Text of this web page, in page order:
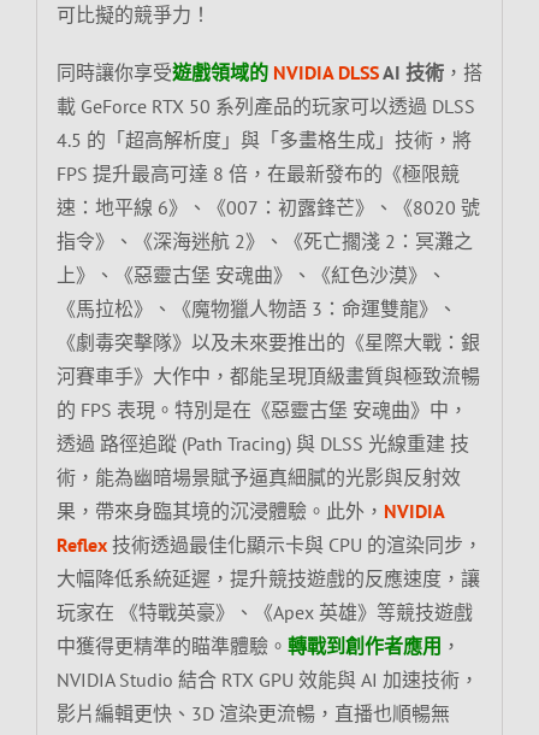
可比擬的競爭力！
同時讓你享受遊戲領域的 NVIDIA DLSSAI 技術，搭
載 GeForce RTX 50 系列產品的玩家可以透過 DLSS
4.5 的「超高解析度」與「多畫格生成」技術，將
FPS 提升最高可達 8 倍，在最新發布的《極限競
速：地平線 6》、《007：初露鋒芒》、《8020 號
指令》、《深海迷航 2》、《死亡擱淺 2：冥灘之
上》、《惡靈古堡 安魂曲》、《紅色沙漠》、
《馬拉松》、《魔物獵人物語 3：命運雙龍》、
《劇毒突擊隊》以及未來要推出的《星際大戰：銀
河賽車手》大作中，都能呈現頂級畫質與極致流暢
的 FPS 表現。特別是在《惡靈古堡 安魂曲》中，
透過 路徑追蹤 (Path Tracing) 與 DLSS 光線重建 技
術，能為幽暗場景賦予逼真細膩的光影與反射效
果，帶來身臨其境的沉浸體驗。此外， NVIDIA
Reflex技術透過最佳化顯示卡與 CPU 的渲染同步，
大幅降低系統延遲，提升競技遊戲的反應速度，讓
玩家在 《特戰英豪》、《Apex 英雄》等競技遊戲
中獲得更精準的瞄準體驗。 轉戰到創作者應用 ，
NVIDIA Studio 結合 RTX GPU 效能與 AI 加速技術，
影片編輯更快、3D 渲染更流暢，直播也順暢無